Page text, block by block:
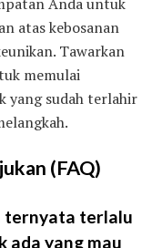
atas kebosanan
Tawarkan
memulai
yang sudah terlahir
(FAQ)
ternyata terlalu
ada yang mau